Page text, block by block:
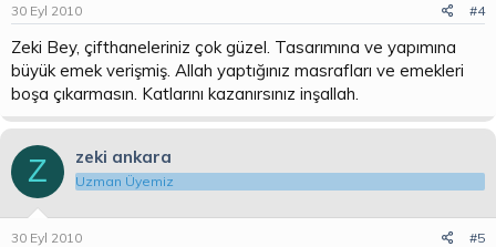
30 Eyl 2010 #4
Zeki Bey, çifthaneleriniz çok güzel. Tasarımına ve yapımına
büyük emek verişmiş. Allah yaptığınız masrafları ve emekleri
boşa çıkarmasın. Katlarını kazanırsınız inşallah.
Z zeki ankara
Uzman Üyemiz
30 Eyl 2010 #5